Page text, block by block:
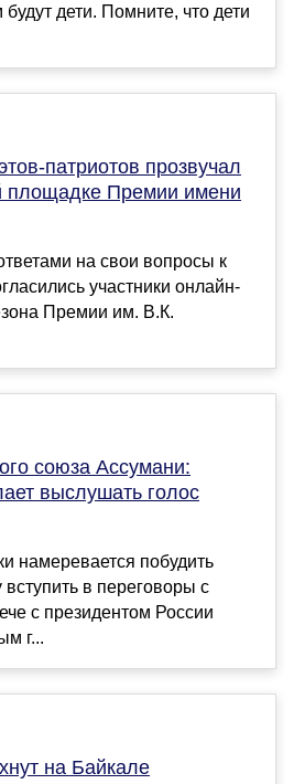
дети. Помните, что дети
патриотов прозвучал
площадке Премии имени
на свои вопросы к
участники онлайн-
Премии им. В.К.
союза Ассумани:
выслушать голос
намеревается побудить
вступить в переговоры с
с президентом России
г...
на Байкале